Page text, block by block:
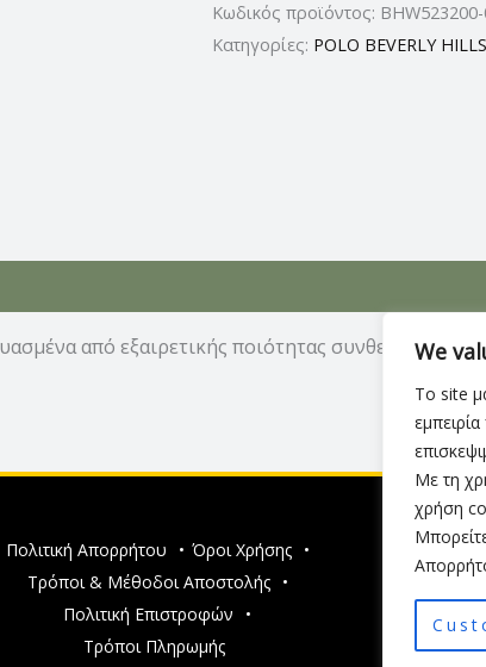
We
Το site
Με τη
χρήση
Κωδικός προϊόντος:
Κατηγορίες: POLO BEVERLY HILLS
από εξαιρετικής ποιότητας συνθετικό δέρμα
Πολιτική Απορρήτου • Όροι Χρήσης
•
Τρόποι & Μέθοδοι Αποστολής
•
Πολιτική Επιστροφών
•
Τρόποι Πληρωμής